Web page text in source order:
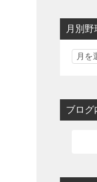
月別
ブログ